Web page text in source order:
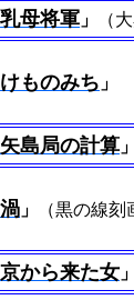
乳母将軍 」 （
けものみち 」
矢島局の計算 」
渦 」 （黒の線
京から来た女 」